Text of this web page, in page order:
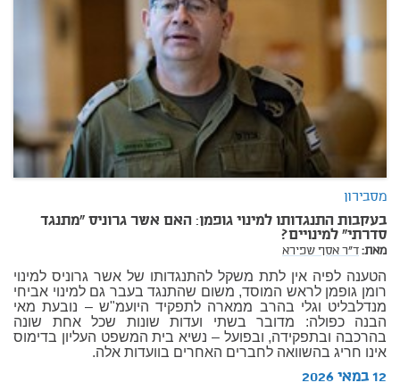
מסבירון
בעקבות התנגדותו למינוי גופמן: האם אשר גרוניס "מתנגד
סדרתי" למינויים?
מאת:ד"ר אסף שפירא
הטענה לפיה אין לתת משקל להתנגדותו של אשר גרוניס למינוי
רומן גופמן לראש המוסד, משום שהתנגד בעבר גם למינוי אביחי
מנדלבליט וגלי בהרב ממארה לתפקיד היועמ"ש – נובעת מאי
הבנה כפולה: מדובר בשתי ועדות שונות שכל אחת שונה
בהרכבה ובתפקידה, ובפועל – נשיא בית המשפט העליון בדימוס
אינו חריג בהשוואה לחברים האחרים בוועדות אלה.
12 במאי 2026